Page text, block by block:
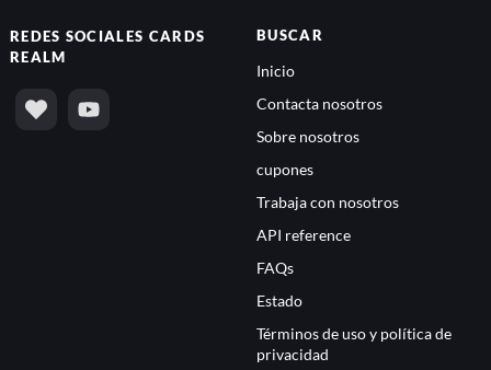
REDES SOCIALES CARDS
REALM
BUSCAR
Inicio
Contacta nosotros
Sobre nosotros
cupones
Trabaja con nosotros
API reference
FAQs
Estado
Términos de uso y política de
privacidad